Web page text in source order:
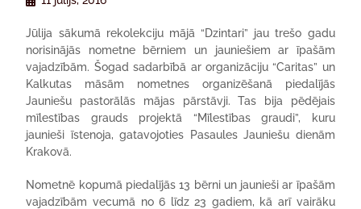
Jūlija sākumā rekolekciju mājā “Dzintari” jau trešo gadu
norisinājās nometne bērniem un jauniešiem ar īpašām
vajadzībām. Šogad sadarbībā ar organizāciju “Caritas” un
Kalkutas māsām nometnes organizēšanā piedalījās
Jauniešu pastorālās mājas pārstāvji. Tas bija pēdējais
mīlestības grauds projektā “Mīlestības graudi”, kuru
jaunieši īstenoja, gatavojoties Pasaules Jauniešu dienām
Krakovā.
Nometnē kopumā piedalījās 13 bērni un jaunieši ar īpašām
vajadzībām vecumā no 6 līdz 23 gadiem, kā arī vairāku